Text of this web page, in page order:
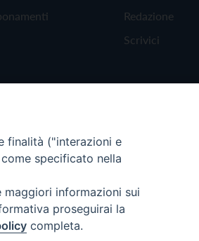
Redazione
Scrivici
finalità ("interazioni e
specificato nella
informazioni sui
proseguirai la
completa.